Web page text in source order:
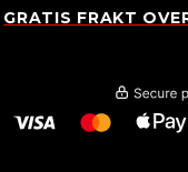
GRATIS FRAKT